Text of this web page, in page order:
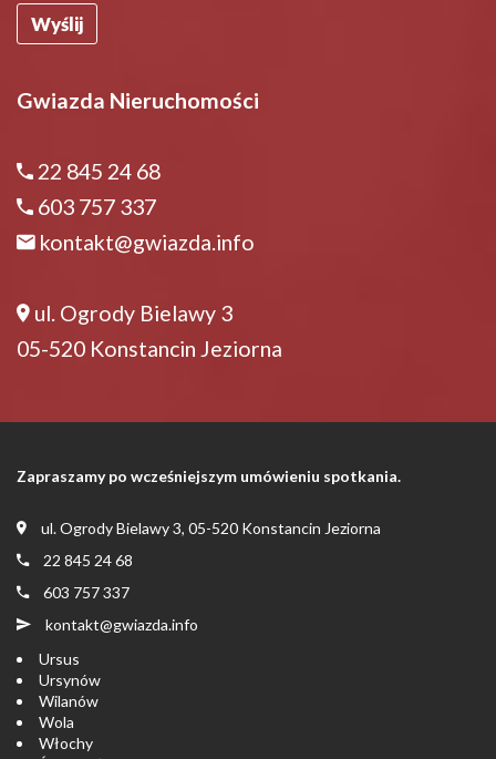
Gwiazda Nieruchomości
22 845 24 68
603 757 337
kontakt@gwiazda.info
ul. Ogrody Bielawy 3
05-520 Konstancin Jeziorna
Zapraszamy po wcześniejszym umówieniu spotkania.
ul. Ogrody Bielawy 3, 05-520 Konstancin Jeziorna
22 845 24 68
603 757 337
kontakt@gwiazda.info
Ursus
Ursynów
Wilanów
Wola
Włochy